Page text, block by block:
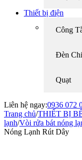
Thiết bị điện
Công
Đèn
Quạt
Liên hệ ngay:0936 072
Trang chủ/THIẾT BỊ
lạnh/Vòi rửa bát nóng
Nóng Lạnh Rút Dây